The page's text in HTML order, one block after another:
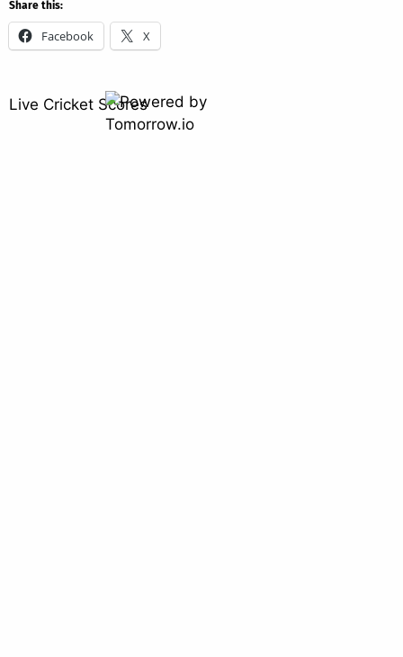
Share this:
Facebook X
Live Cricket Scores